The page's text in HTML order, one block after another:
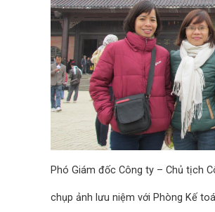
Phó Giám đốc Công ty – Chủ tịch
chụp ảnh lưu niệm với Phòng Kế